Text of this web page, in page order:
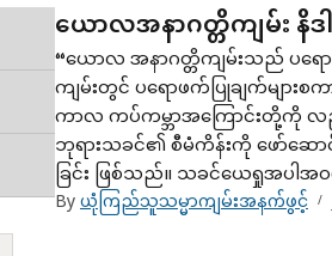
ယောလအနာဂတ္တိကျမ်း နိဒ
“ယောလ အနာဂတ္တိကျမ်းသည် ပရေ
ကျမ်းတွင် ပရောဖက်ပြုချက်မျ
ကာလ ကပ်ကမ္ဘာအကြောင်းတို့ကို
ဘုရားသခင်၏ စီမံကိန်းကို ဖော်ဆေ
ခြင်း ဖြစ်သည်။ သခင်ယေရှုအပါအဝ
Byယုံကြည်သူသမ္မာကျမ်းအနက်ဖွင့်